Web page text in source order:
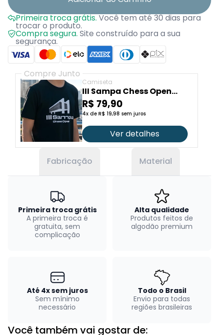
Primeira troca grátis.Você tem até 30 dias para
trocar o produto.
Compra segura. Site construído para a sua
segurança.
Compre Junto
Camiseta
III Sampa Chess Open
2026
R$ 79,90
4x de R$ 19,98 sem juros
Ver detalhes
Fabricação Material
Primeira troca grátis
A primeira troca é
gratuita, sem
complicação
Alta qualidade
Produtos feitos de
algodão premium
Até 4x sem juros
Sem mínimo
necessário
Todo o Brasil
Envio para todas
regiões brasileiras
Você também vai gostar de: